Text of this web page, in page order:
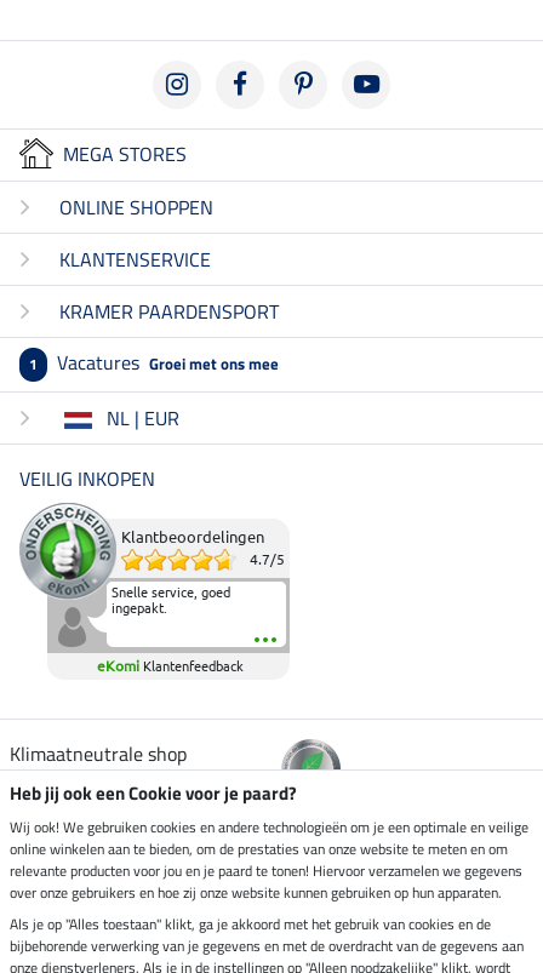
MEGA STORES
ONLINE SHOPPEN
KLANTENSERVICE
KRAMER PAARDENSPORT
1 Vacatures Groei met ons mee
NL | EUR
VEILIG INKOPEN
Klantbeoordelingen
4.7/5
Snelle service, goed
ingepakt.
eKomi Klantenfeedback
Klimaatneutrale shop
Verzending per
Veilig betalen met
Heb jij ook een Cookie voor je paard?
Wij ook! We gebruiken cookies en andere technologieën om je een optimale en veilige
online winkelen aan te bieden, om de prestaties van onze website te meten en om
relevante producten voor jou en je paard te tonen! Hiervoor verzamelen we gegevens
over onze gebruikers en hoe zij onze website kunnen gebruiken op hun apparaten.
Als je op "Alles toestaan" klikt, ga je akkoord met het gebruik van cookies en de
bijbehorende verwerking van je gegevens en met de overdracht van de gegevens aan
onze dienstverleners. Als je in de instellingen op "Alleen noodzakelijke" klikt, wordt